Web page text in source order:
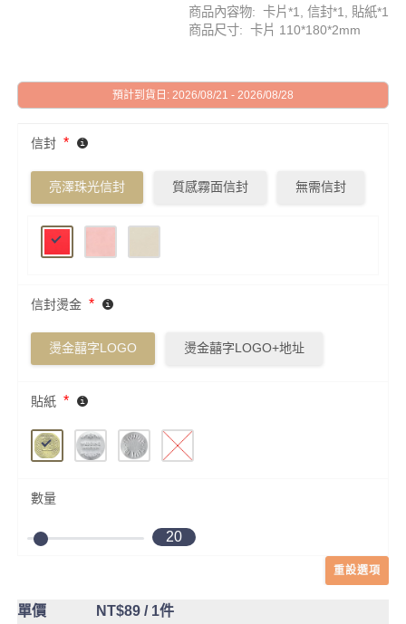
商品內容物: 卡片*1, 信封*1, 貼紙*1
商品尺寸: 卡片 110*180*2mm
預計到貨日: 2026/08/21 - 2026/08/28
信封 *
亮澤珠光信封 質感霧面信封 無需信封
信封燙金 *
燙金囍字LOGO 燙金囍字LOGO+地址
貼紙 *
數量
20
重設選項
單價 NT$89/ 1件